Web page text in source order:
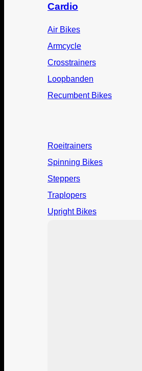
Cardio
Air Bikes
Armcycle
Crosstrainers
Loopbanden
Recumbent Bikes
Roeitrainers
Spinning Bikes
Steppers
Traplopers
Upright Bikes